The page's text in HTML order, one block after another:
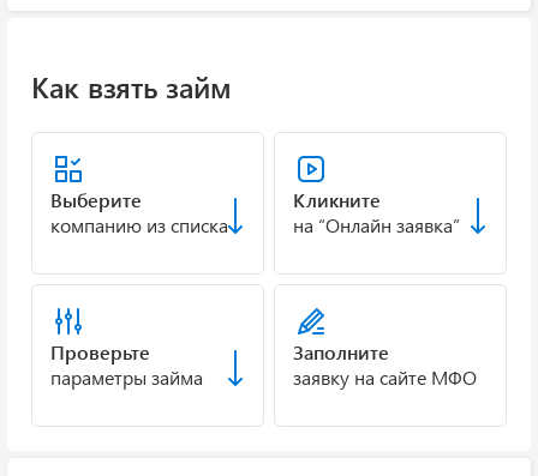
Как взять займ
Выберите
компанию из списка
Кликните
на “Онлайн заявка”
Проверьте
параметры займа
Заполните
заявку на сайте МФО